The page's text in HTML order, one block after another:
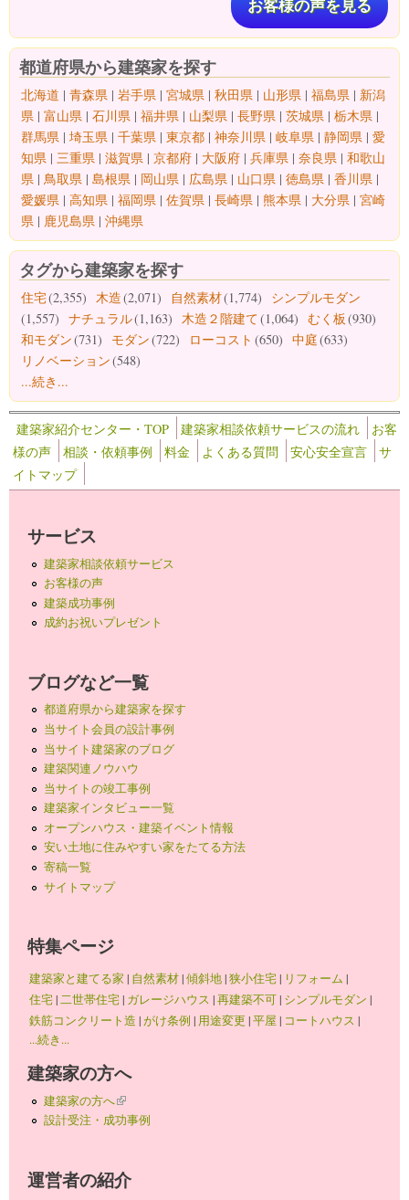
お客様の声を見る
都道府県から建築家を探す
北海道 | 青森県 | 岩手県 | 宮城県 | 秋田県 | 山形県 | 福島県 | 新潟
県 | 富山県 | 石川県 | 福井県 | 山梨県 | 長野県 | 茨城県 | 栃木県 |
群馬県 | 埼玉県 | 千葉県 | 東京都 | 神奈川県 | 岐阜県 | 静岡県 | 愛
知県 | 三重県 | 滋賀県 | 京都府 | 大阪府 | 兵庫県 | 奈良県 | 和歌山
県 | 鳥取県 | 島根県 | 岡山県 | 広島県 | 山口県 | 徳島県 | 香川県 |
愛媛県 | 高知県 | 福岡県 | 佐賀県 | 長崎県 | 熊本県 | 大分県 | 宮崎
県 | 鹿児島県 | 沖縄県
タグから建築家を探す
住宅(2,355) 木造(2,071) 自然素材(1,774)
シンプルモダン
(1,557) ナチュラル(1,163) 木造２階建て(1,064) むく板 (930)
和モダン(731) モダン(722) ローコスト (650) 中庭(633)
リノベーション(548)
...続き...
建築家紹介センター・TOP 建築家相談依頼サービスの流れ
お客
様の声
相談・依頼事例 料金 よくある質問 安心安全宣言
サ
イトマップ
サービス
建築家相談依頼サービス
お客様の声
建築成功事例
成約お祝いプレゼント
ブログなど一覧
都道府県から建築家を探す
当サイト会員の設計事例
当サイト建築家のブログ
建築関連ノウハウ
当サイトの竣工事例
建築家インタビュー一覧
オープンハウス・建築イベント情報
安い土地に住みやすい家をたてる方法
寄稿一覧
サイトマップ
特集ページ
建築家と建てる家 | 自然素材|傾斜地|狭小住宅| リフォーム |
住宅|二世帯住宅| ガレージハウス |再建築不可| シンプルモダン |
鉄筋コンクリート造 |がけ条例 | 用途変更 |平屋 | コートハウス |
...続き...
建築家の方へ
建築家の方へ(link is external)
設計受注・成功事例
運営者の紹介